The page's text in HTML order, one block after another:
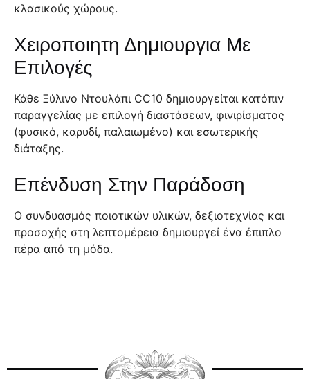
κλασικούς χώρους.
Χειροποιητη Δημιουργια Με
Επιλογές
Κάθε Ξύλινο Ντουλάπι CC10 δημιουργείται κατόπιν
παραγγελίας με επιλογή διαστάσεων, φινιρίσματος
(φυσικό, καρυδί, παλαιωμένο) και εσωτερικής
διάταξης.
Επένδυση Στην Παράδοση
Ο συνδυασμός ποιοτικών υλικών, δεξιοτεχνίας και
προσοχής στη λεπτομέρεια δημιουργεί ένα έπιπλο
πέρα από τη μόδα.